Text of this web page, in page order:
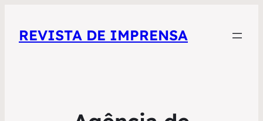
REVISTA DE IMPRENSA